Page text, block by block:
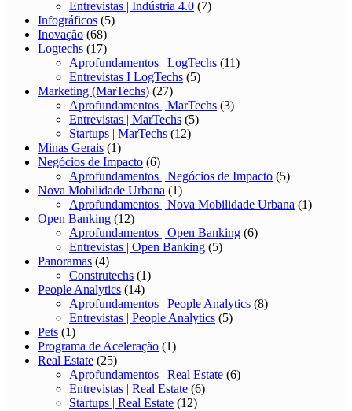
Entrevistas | Indústria 4.0 (7)
Infográficos (5)
Inovação (68)
Logtechs (17)
Aprofundamentos | LogTechs (11)
Entrevistas I LogTechs (5)
Marketing (MarTechs) (27)
Aprofundamentos | MarTechs (3)
Entrevistas | MarTechs (5)
Startups | MarTechs (12)
Minas Gerais (1)
Negócios de Impacto (6)
Aprofundamentos | Negócios de Impacto (5)
Nova Mobilidade Urbana (1)
Aprofundamentos | Nova Mobilidade Urbana (1)
Open Banking (12)
Aprofundamentos | Open Banking (6)
Entrevistas | Open Banking (5)
Panoramas (4)
Construtechs (1)
People Analytics (14)
Aprofundamentos | People Analytics (8)
Entrevistas | People Analytics (5)
Pets (1)
Programa de Aceleração (1)
Real Estate (25)
Aprofundamentos | Real Estate (6)
Entrevistas | Real Estate (6)
Startups | Real Estate (12)